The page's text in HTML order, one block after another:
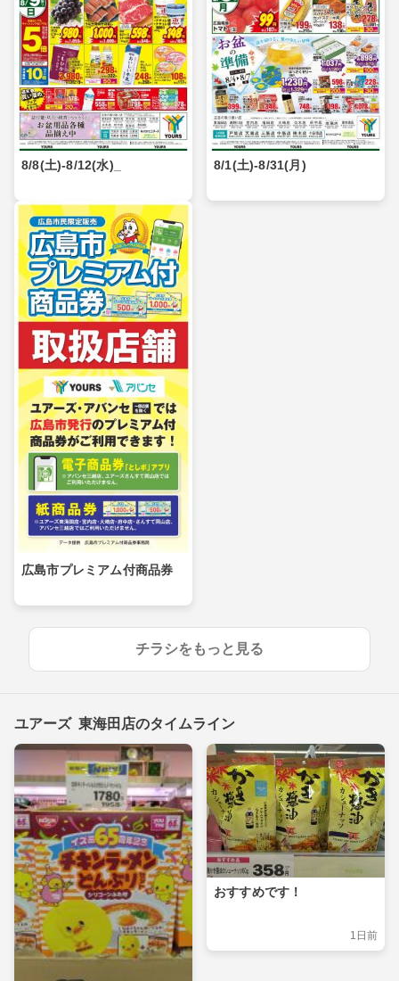
8/8(土)-8/12(水)_ 8/1(土)-8/31(月)
広島市プレミアム付商品券
チラシをもっと見る
ユアーズ 東海田店のタイムライン
おすすめです！
1日前